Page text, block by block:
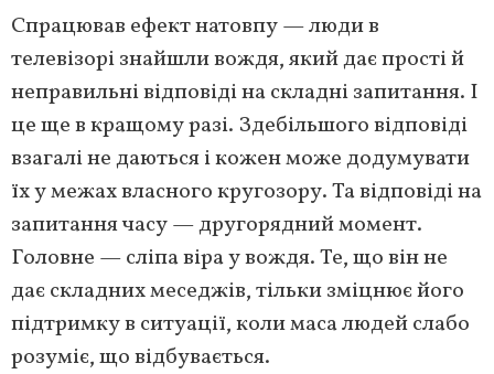
Спрацював ефект натовпу — люди в
телевізорі знайшли вождя, який дає прості й
неправильні відповіді на складні запитання. І
це ще в кращому разі. Здебільшого відповіді
взагалі не даються і кожен може додумувати
їх у межах власного кругозору. Та відповіді на
запитання часу — другорядний момент.
Головне — сліпа віра у вождя. Те, що він не
дає складних меседжів, тільки зміцнює його
підтримку в ситуації, коли маса людей слабо
розуміє, що відбувається.